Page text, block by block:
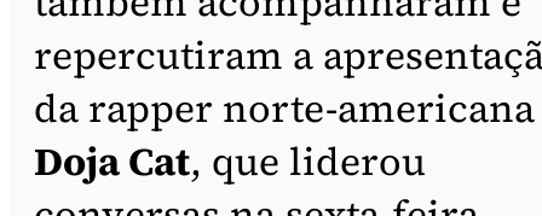
repercutiram a
da rapper norte-americana
Doja Cat, que liderou